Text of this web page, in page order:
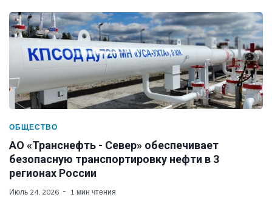
ОБЩЕСТВО
АО «Транснефть - Север» обеспечивает
безопасную транспортировку нефти в 3
регионах России
Июль 24, 2026 1 мин чтения